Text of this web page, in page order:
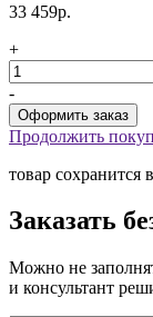
33 459р.
+
-
Продолжить
товар сохранится
Заказать
Можно не
и консультант